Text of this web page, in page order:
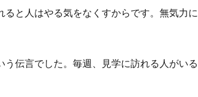
と人はやる気をなくすからです。無気力に
伝言でした。毎週、見学に訪れる人がいる